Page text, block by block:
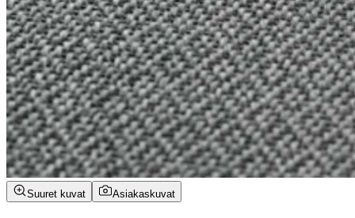
Suuret kuvat Asiakaskuvat